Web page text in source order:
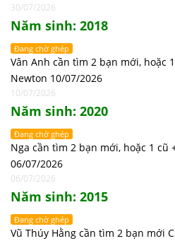
30/07/2026
Năm sinh: 2018
Đang chờ ghép
Vân Anh cần tìm 2 bạn mới, hoặc
Newton 10/07/2026
10/07/2026
Năm sinh: 2020
Đang chờ ghép
Nga cần tìm 2 bạn mới, hoặc 1 cũ
06/07/2026
06/07/2026
Năm sinh: 2015
Đang chờ ghép
Vũ Thúy Hằng cần tìm 2 bạn mới